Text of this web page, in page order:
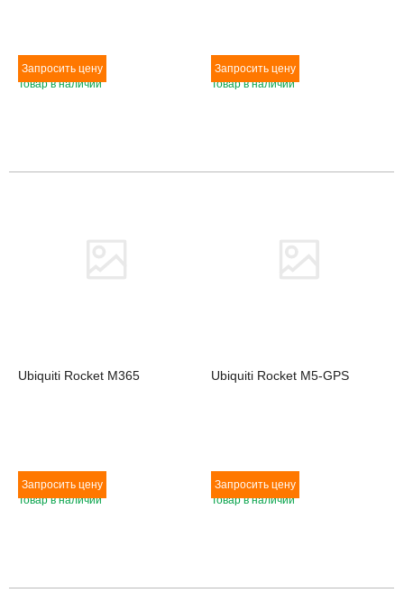
Товар в наличии Товар в наличии
Ubiquiti Rocket M365
Товар в наличии
Ubiquiti Rocket M5-GPS
Товар в наличии